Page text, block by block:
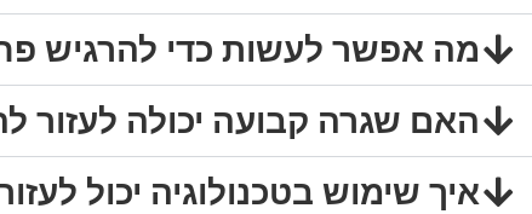
מה אפשר לעשות כדי להרגיש
האם שגרה קבועה יכולה
איך שימוש בטכנולוגיה יכול